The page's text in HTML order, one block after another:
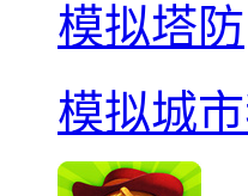
模拟塔防
模拟城